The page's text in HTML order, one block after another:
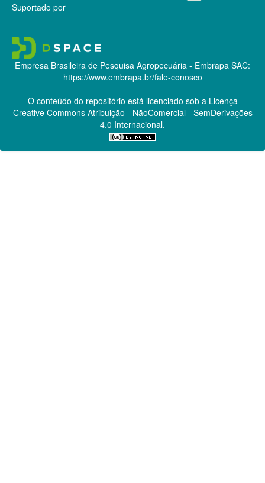
Suportado por
Empresa Brasileira de Pesquisa Agropecuária - Embrapa SAC:
https://www.embrapa.br/fale-conosco
O conteúdo do repositório está licenciado sob a Licença
Creative CommonsAtribuição - NãoComercial - SemDerivações
4.0 Internacional.